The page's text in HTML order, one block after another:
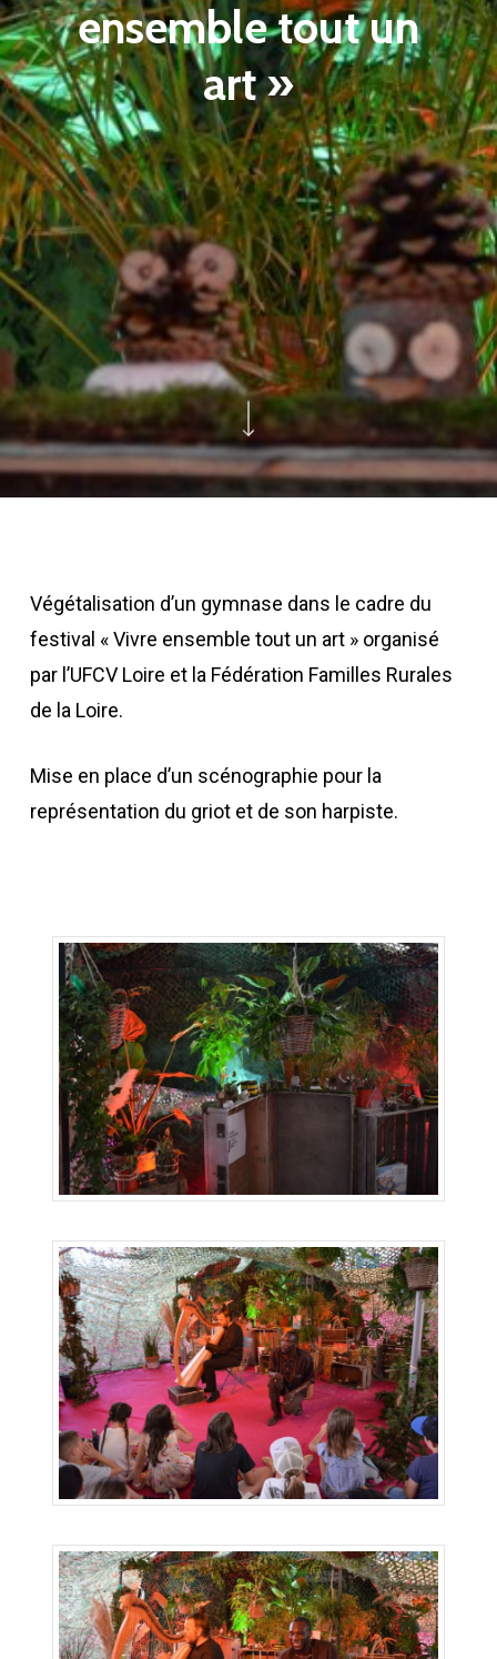
ensemble tout un
art »
Végétalisation d’un gymnase dans le cadre du
festival « Vivre ensemble tout un art » organisé
par l’UFCV Loire et la Fédération Familles Rurales
de la Loire.
Mise en place d’un scénographie pour la
représentation du griot et de son harpiste.